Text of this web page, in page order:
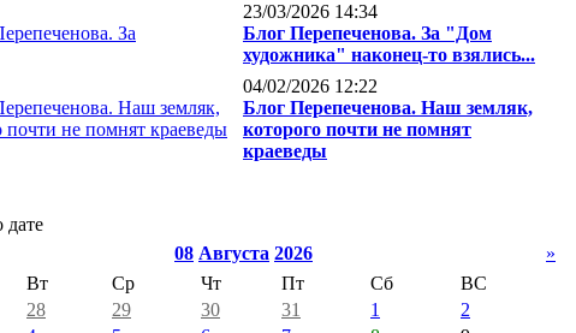
23/03/2026 14:34
Блог Перепеченова. За "Дом
художника" наконец-то взялись...
04/02/2026 12:22
Блог Перепеченова. Наш земляк,
которого почти не помнят
краеведы
дате
08 Августа 2026
»
Вт Ср Чт Пт Сб
ВС
28 29 30 31 1
2